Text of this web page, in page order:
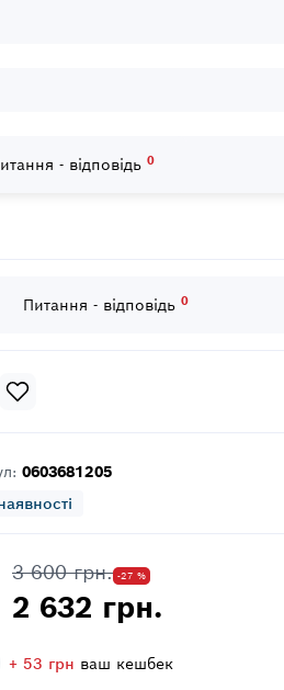
- відповідь 0
Питання - відповідь 0
0603681205
3 600 грн. -27 %
2 632 грн.
+ 53 грн ваш кешбек